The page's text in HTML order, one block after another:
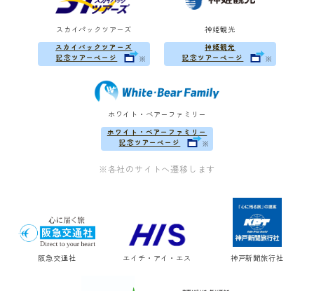
神戸空港は市街地からのアクセスの良さに
加え、旅客搭乗橋が増設されるなど、利便
性が向上しています。また、職員たちの一
体感や、あたたかなおもてなしは、神戸空
港支店ならでは！常に変化しつづける神戸
空港、そしてスカイマークにご期待くださ
スカイパックツアーズ
スカイパックツアーズ
記念ツアーページ
※
神姫観光
神姫観光
記念ツアーページ
※
ホワイト・ベアーファミリー
ホワイト・ベアーファミリー
記念ツアーページ
※
※各社のサイトへ遷移します
阪急交通社 エイチ・アイ・エス 神戸新聞旅行社